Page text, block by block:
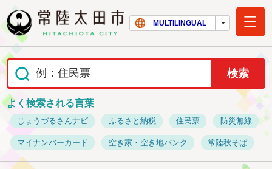
常陸太田市ホー
MULTILINGUAL
よく検索される言葉
じょうづるさんナビ ふるさと納税 住民票 防災無線
マイナンバーカード 空き家・空き地バンク 常陸秋そば